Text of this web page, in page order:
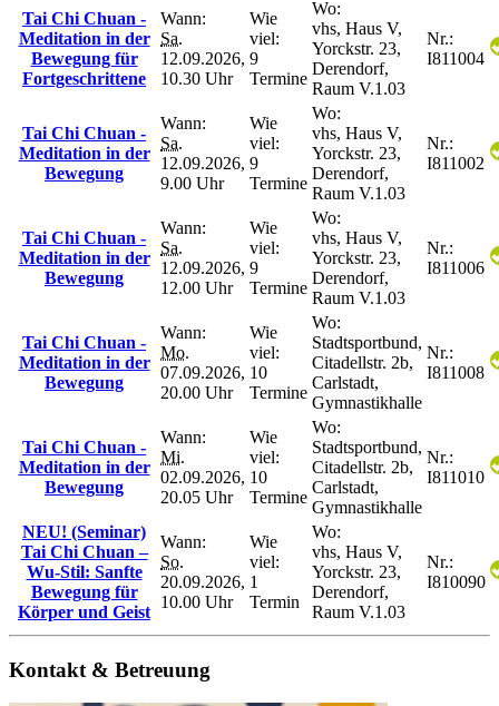
Tai Chi Chuan -
Meditation in der
Bewegung für
Fortgeschrittene
Wann:
Sa.
12.09.2026,
10.30 Uhr
Wie
viel:
9
Termine
Wo:
vhs, Haus V,
Yorckstr. 23,
Derendorf,
Raum V.1.03
Nr.:
I811004
Tai Chi Chuan -
Meditation in der
Bewegung
Wann:
Sa.
12.09.2026,
9.00 Uhr
Wie
viel:
9
Termine
Wo:
vhs, Haus V,
Yorckstr. 23,
Derendorf,
Raum V.1.03
Nr.:
I811002
Tai Chi Chuan -
Meditation in der
Bewegung
Wann:
Sa.
12.09.2026,
12.00 Uhr
Wie
viel:
9
Termine
Wo:
vhs, Haus V,
Yorckstr. 23,
Derendorf,
Raum V.1.03
Nr.:
I811006
Tai Chi Chuan -
Meditation in der
Bewegung
Wann:
Mo.
07.09.2026,
20.00 Uhr
Wie
viel:
10
Termine
Wo:
Stadtsportbund,
Citadellstr. 2b,
Carlstadt,
Gymnastikhalle
Nr.:
I811008
Tai Chi Chuan -
Meditation in der
Bewegung
Wann:
Mi.
02.09.2026,
20.05 Uhr
Wie
viel:
10
Termine
Wo:
Stadtsportbund,
Citadellstr. 2b,
Carlstadt,
Gymnastikhalle
Nr.:
I811010
NEU! (Seminar)
Tai Chi Chuan –
Wu-Stil: Sanfte
Bewegung für
Körper und Geist
Wann:
So.
20.09.2026,
10.00 Uhr
Wie
viel:
1
Termin
Wo:
vhs, Haus V,
Yorckstr. 23,
Derendorf,
Raum V.1.03
Nr.:
I810090
Kontakt & Betreuung